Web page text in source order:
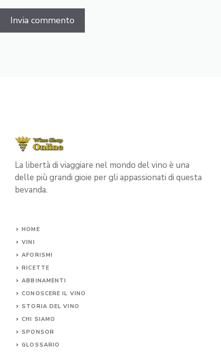
La libertà di viaggiare nel mondo del vino è una
delle più grandi gioie per gli appassionati di questa
bevanda.
HOME
VINI
AFORISMI
RICETTE
ABBINAMENTI
CONOSCERE IL VINO
STORIA DEL VINO
CHI SIAMO
SPONSOR
GLOSSARIO